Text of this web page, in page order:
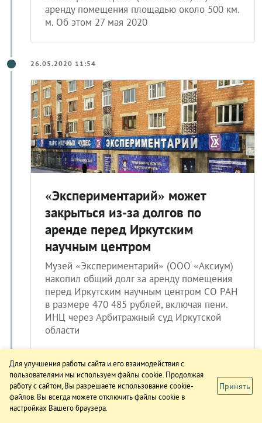
м. Об этом 27 мая 2020
закрыться из-за долгов по
аренде перед Иркутским
научным центром
Музей «Экспериментарий» (ООО «Аксиум)
накопил общий долг за аренду помещения
перед Иркутским научным центром СО РАН
в размере 470 485 рублей, включая пени.
ИНЦ через Арбитражный суд Иркутской
области
16.04.2020 11:05
Для улучшения работы сайта и его взаимодействия с
пользователями мы используем файлы cookie. Продолжая
работу с сайтом, Вы разрешаете использование cookie-
файлов. Вы всегда можете отключить файлы cookie в
настройках Вашего браузера.
Принять